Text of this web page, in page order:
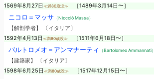
1569年8月27日 ≪満80歳没≫ ［1489年3月14日〜］
ニコロ＝マッサ（Niccolò Massa）
【解剖学者】 〔イタリア〕
1592年4月13日 ≪満80歳没≫ ［1511年6月18日〜］
バルトロメオ＝アンマナーティ （Bartolomeo Ammannati）
【建築家】 〔イタリア〕
1598年6月25日 ≪満80歳没≫ ［1517年12月15日〜］